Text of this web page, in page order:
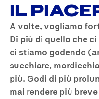
IL
A volte, vogliamo
Di più di quello che
ci stiamo godendo
succhiare,
più. Godi di più
mai rendere più